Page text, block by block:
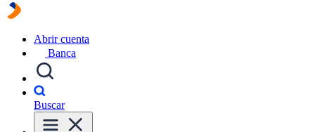
Abrir cuenta
Banca
Buscar